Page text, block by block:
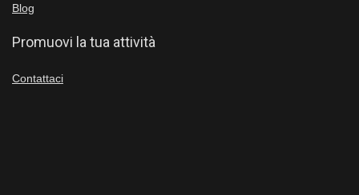
Blog
Promuovi la tua attività
Contattaci